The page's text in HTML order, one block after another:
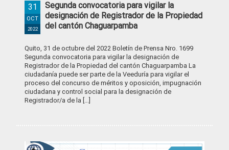
Segunda convocatoria para vigilar la
designación de Registrador de la Propiedad
del cantón Chaguarpamba
31
OCT
2022
Quito, 31 de octubre del 2022 Boletín de Prensa Nro. 1699
Segunda convocatoria para vigilar la designación de
Registrador de la Propiedad del cantón Chaguarpamba La
ciudadanía puede ser parte de la Veeduría para vigilar el
proceso del concurso de méritos y oposición, impugnación
ciudadana y control social para la designación de
Registrador/a de la [...]